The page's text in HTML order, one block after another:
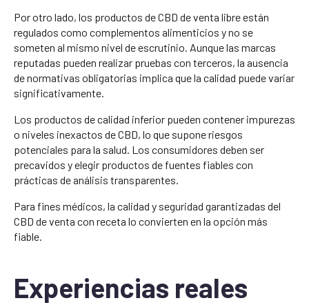
Por otro lado, los productos de CBD de venta libre están
regulados como complementos alimenticios y no se
someten al mismo nivel de escrutinio. Aunque las marcas
reputadas pueden realizar pruebas con terceros, la ausencia
de normativas obligatorias implica que la calidad puede variar
significativamente.
Los productos de calidad inferior pueden contener impurezas
o niveles inexactos de CBD, lo que supone riesgos
potenciales para la salud. Los consumidores deben ser
precavidos y elegir productos de fuentes fiables con
prácticas de análisis transparentes.
Para fines médicos, la calidad y seguridad garantizadas del
CBD de venta con receta lo convierten en la opción más
fiable.
Experiencias reales